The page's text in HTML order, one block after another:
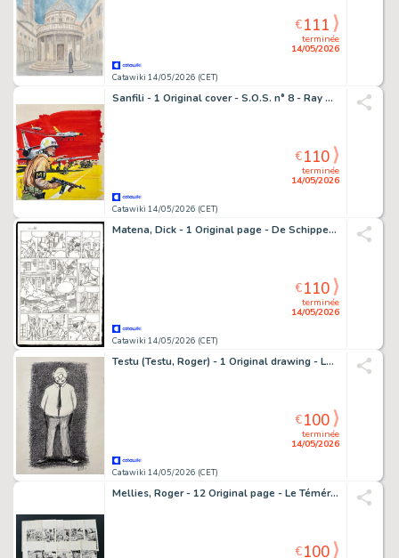
Catawiki 14/05/2026 (CET)
terminée
14/05/2026
€111
Sanfili - 1 Original cover - S.O.S. n° 8 - Ray Halcotan - 1959
Catawiki 14/05/2026 (CET)
terminée
14/05/2026
€110
Matena, Dick - 1 Original page - De Schippers van de Kameleon - 2014
Catawiki 14/05/2026 (CET)
terminée
14/05/2026
€110
Testu (Testu, Roger) - 1 Original drawing - Le Figaro - 1960
Catawiki 14/05/2026 (CET)
terminée
14/05/2026
€100
Mellies, Roger - 12 Original page - Le Téméraire - Le blessé - 1970
€100